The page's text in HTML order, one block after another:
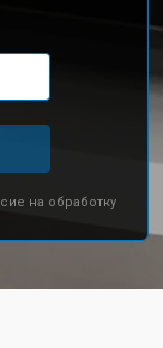
на обработку